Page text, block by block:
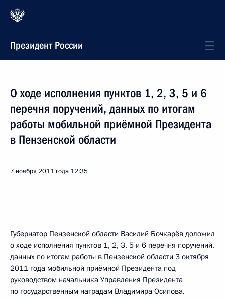
Президент России
О ходе исполнения пунктов 1, 2, 3, 5 и 6
перечня поручений, данных по итогам
работы мобильной приёмной Президента
в Пензенской области
7 ноября 2011 года 12:35
Губернатор Пензенской области Василий Бочкарёв доложил
о ходе исполнения пунктов 1, 2, 3, 5 и 6 перечня поручений,
данных по итогам работы в Пензенской области 3 октября
2011 года мобильной приёмной Президента под
руководством начальника Управления Президента
по государственным наградам Владимира Осипова.